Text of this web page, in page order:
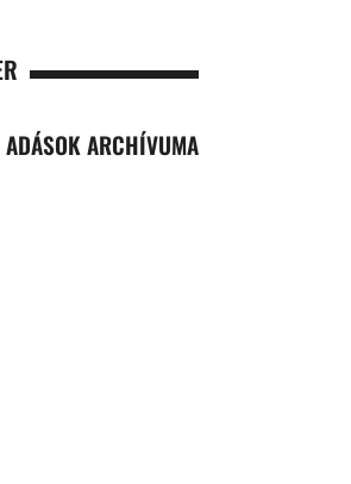
ADÁSOK ARCHÍVUMA